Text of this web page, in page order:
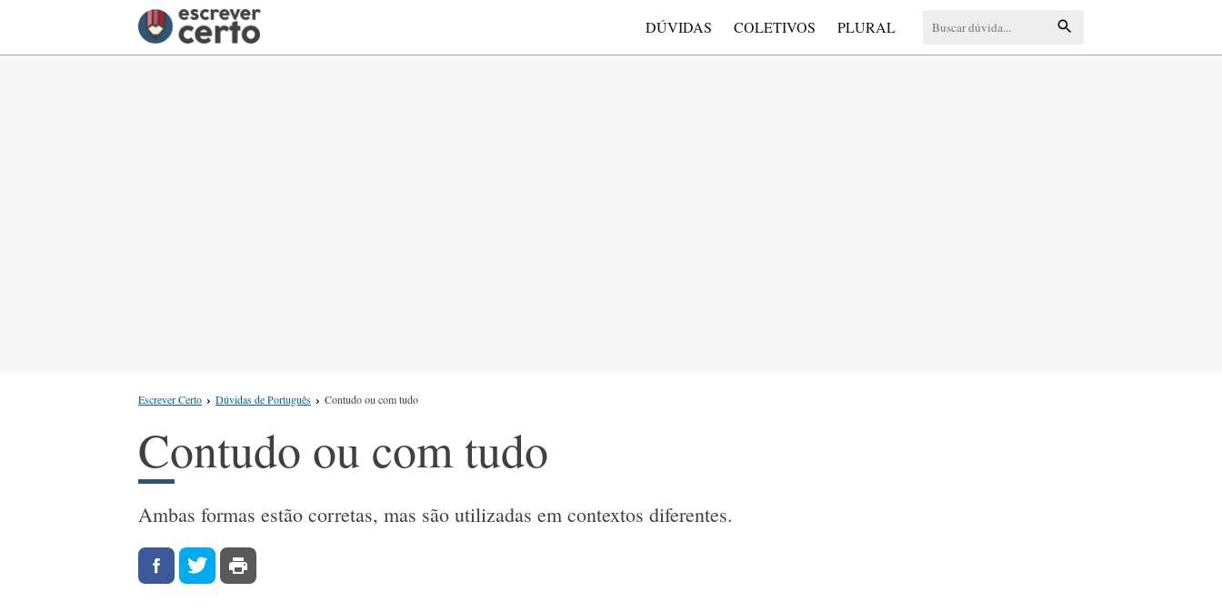
DÚVIDAS COLETIVOS PLURAL
Escrever Certo Dúvidas de Português Contudo ou com tudo
Contudo ou com tudo
Ambas formas estão corretas, mas são utilizadas em contextos diferentes.